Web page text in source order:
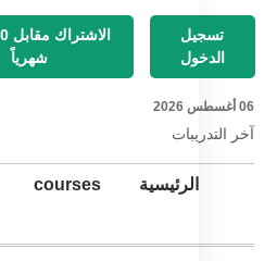
تسجيل
الدخول
شهرياً
06 أغسطس 2026
آخر التدريبات
الرئيسية courses